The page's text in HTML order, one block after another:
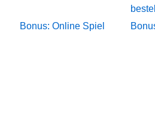
Bonus: Online Spiel